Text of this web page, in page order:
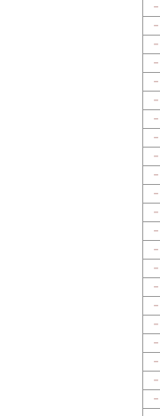
－
－
－
－
－
－
－
－
－
－
－
－
－
－
－
－
－
－
－
－
－
－